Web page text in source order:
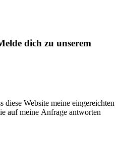
dich zu unserem
diese Website meine eingereichten
auf meine Anfrage antworten